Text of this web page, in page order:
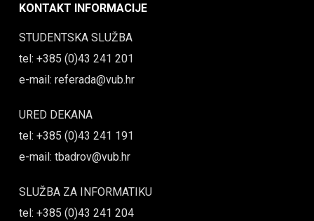
KONTAKT INFORMACIJE
STUDENTSKA SLUŽBA
tel: +385 (0)43 241 201
e-mail: referada@vub.hr
URED DEKANA
tel: +385 (0)43 241 191
e-mail: tbadrov@vub.hr
SLUŽBA ZA INFORMATIKU
tel: +385 (0)43 241 204